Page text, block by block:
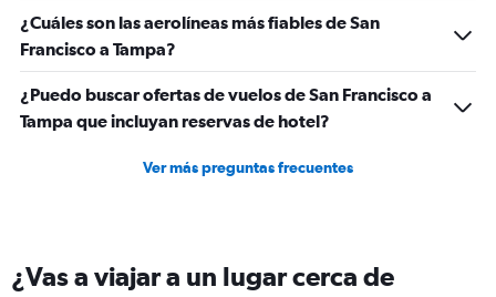
0
to
6.
¿Cuáles son las aerolíneas más fiables de San
Francisco a Tampa?
¿Puedo buscar ofertas de vuelos de San Francisco a
Tampa que incluyan reservas de hotel?
Ver más preguntas frecuentes
¿Vas a viajar a un lugar cerca de